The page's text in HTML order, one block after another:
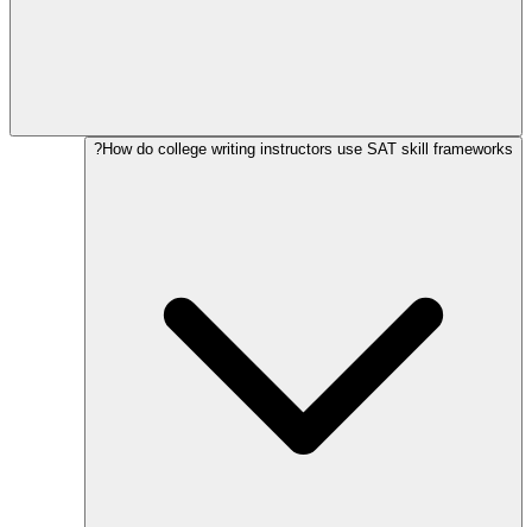
How do college writing instructors use SAT skill frameworks?